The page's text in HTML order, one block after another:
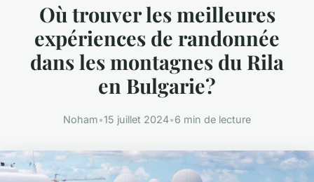
Où trouver les meilleures
expériences de randonnée
dans les montagnes du Rila
en Bulgarie?
Noham•15 juillet 2024•6 min de lecture